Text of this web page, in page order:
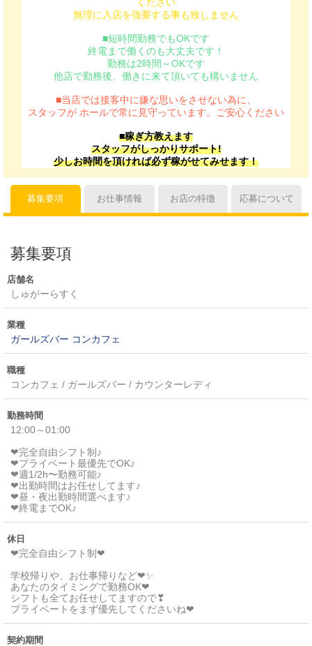
無理に入店を強要する事も致しません
■短時間勤務でもOKです
終電まで働くのも大丈夫です！
勤務は2時間～OKです
他店で勤務後、働きに来て頂いても構いません
■当店では接客中に嫌な思いをさせない為に、
スタッフが ホールで常に見守っています。ご安心ください
■稼ぎ方教えます
スタッフがしっかりサポート!
少しお時間を頂ければ必ず稼がせてみせます！
募集要項 お仕事情報 お店の特徴 応募について
募集要項
店舗名
しゅがーらすく
業種
ガールズバー コンカフェ
職種
コンカフェ / ガールズバー / カウンターレディ
勤務時間
12:00～01:00
❤完全自由シフト制♪
❤プライベート最優先でOK♪
❤週1/2h〜勤務可能♪
❤出勤時間はお任せしてます♪
❤昼・夜出勤時間選べます♪
❤終電までOK♪
休日
❤完全自由シフト制❤
学校帰りや、お仕事帰りなど❤✨
あなたのタイミングで勤務OK❤
シフトも全てお任せしてますので❣
プライベートをまず優先してくださいね❤
契約期間